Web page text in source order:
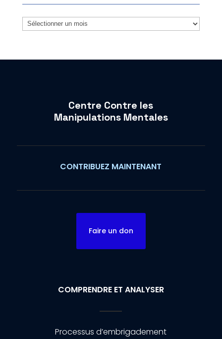
Archives
Centre Contre les
Manipulations Mentales
CONTRIBUEZ MAINTENANT
Faire un don
COMPRENDRE ET ANALYSER
Processus d’embrigadement